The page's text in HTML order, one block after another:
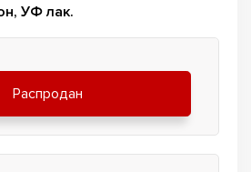
УФ лак.
Распродан